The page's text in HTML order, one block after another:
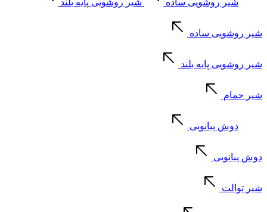
شیر روشویی ساده شیر روشویی پایه بلند
شیر روشویی ساده
شیر روشویی پایه بلند
شیر حمام
دوش پیانویی
دوش پیانویی
شیر توالت